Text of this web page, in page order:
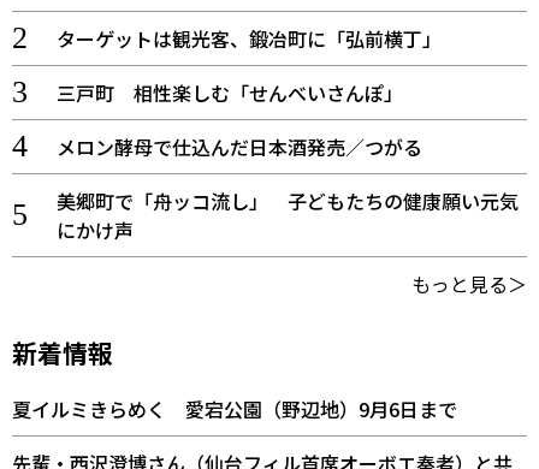
ターゲットは観光客、鍛冶町に「弘前横丁」
三戸町 相性楽しむ「せんべいさんぽ」
メロン酵母で仕込んだ日本酒発売／つがる
美郷町で「舟ッコ流し」 子どもたちの健康願い元気
にかけ声
もっと見る＞
新着情報
夏イルミきらめく 愛宕公園（野辺地）9月6日まで
先輩・西沢澄博さん（仙台フィル首席オーボエ奏者）と共